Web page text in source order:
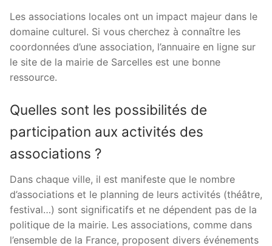
Les associations locales ont un impact majeur dans le
domaine culturel. Si vous cherchez à connaître les
coordonnées d’une association, l’annuaire en ligne sur
le site de la mairie de Sarcelles est une bonne
ressource.
Quelles sont les possibilités de
participation aux activités des
associations ?
Dans chaque ville, il est manifeste que le nombre
d’associations et le planning de leurs activités (théâtre,
festival…) sont significatifs et ne dépendent pas de la
politique de la mairie. Les associations, comme dans
l’ensemble de la France, proposent divers événements